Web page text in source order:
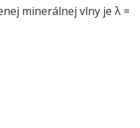
minerálnej vlny je λ =